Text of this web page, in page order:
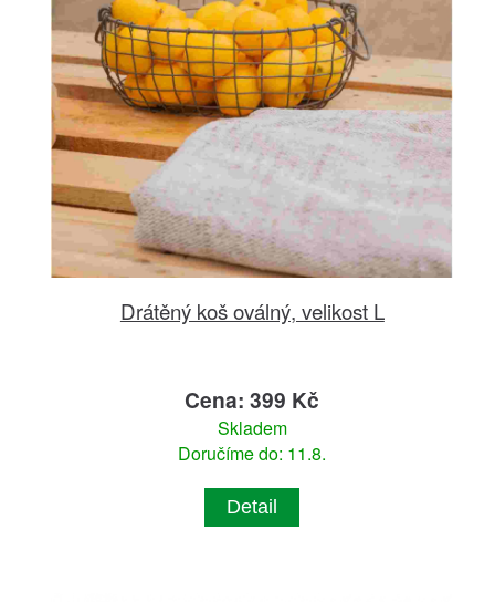
Drátěný koš oválný, velikost L
Cena: 399 Kč
Skladem
Doručíme do: 11.8.
Detail